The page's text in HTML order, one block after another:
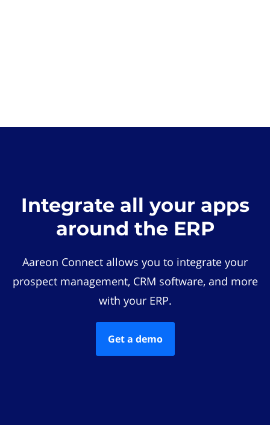
Integrate all your apps
around the ERP
Aareon Connect allows you to integrate your
prospect management, CRM software, and more
with your ERP.
Get a demo